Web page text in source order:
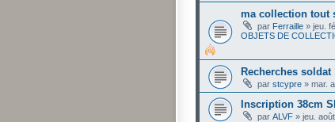
ma collection tout
par Ferraille » jeu.
OBJETS DE
Recherches soldat
par stcypre » mar.
Inscription 38cm
par ALVF » jeu.